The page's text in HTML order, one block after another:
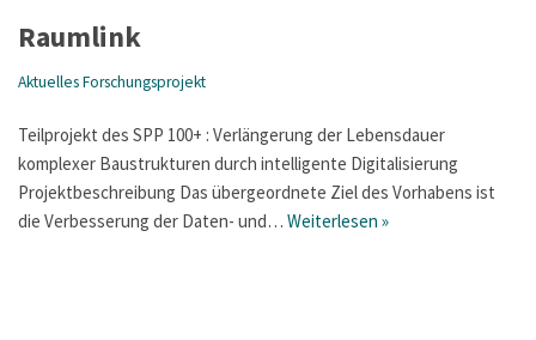
Raumlink
Aktuelles Forschungsprojekt
Teilprojekt des SPP 100+ : Verlängerung der Lebensdauer
komplexer Baustrukturen durch intelligente Digitalisierung
Projektbeschreibung Das übergeordnete Ziel des Vorhabens ist
die Verbesserung der Daten- und… Weiterlesen »